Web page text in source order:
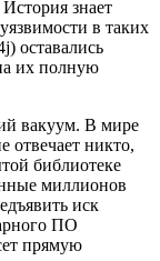
знает
в таких
оставались
их полную
вакуум. В мире
отвечает никто,
библиотеке
миллионов
иск
ПО
прямую